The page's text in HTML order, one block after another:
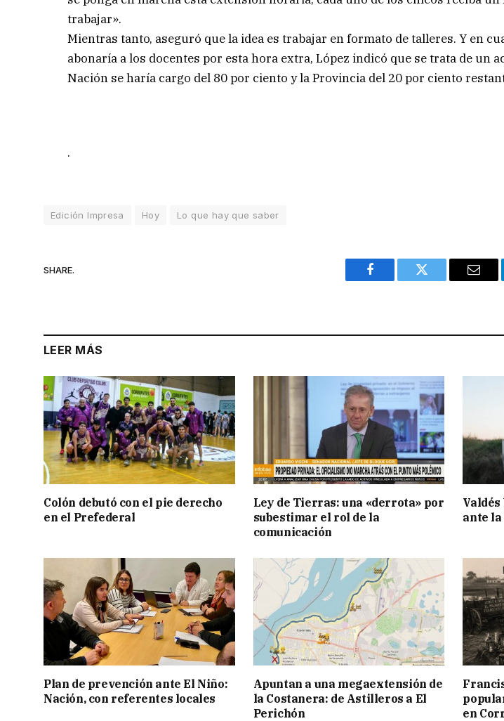
trabajar».
Mientras tanto, aseguró que la idea es trabajar en formato de talleres. Y en
abonaría a los docentes por esta hora extra, López indicó que se trata de un
Nación se haría cargo del 80 por ciento y la Provincia del 20 por ciento
.
Edición Impresa Hoy Lo que hay que saber
SHARE.
Facebook Twitter Email
LEER MÁS
Colón debutó con el pie derecho
en el Prefederal
Ley de Tierras: una «derrota» por
subestimar el rol de la
comunicación
ante la
Plan de prevención ante El Niño:
Nación, con referentes locales
Apuntan a una megaextensión de
la Costanera: de Astilleros a El
Perichón
en